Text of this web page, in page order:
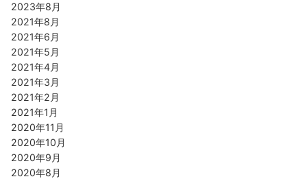
2023年8月
2021年8月
2021年6月
2021年5月
2021年4月
2021年3月
2021年2月
2021年1月
2020年11月
2020年10月
2020年9月
2020年8月